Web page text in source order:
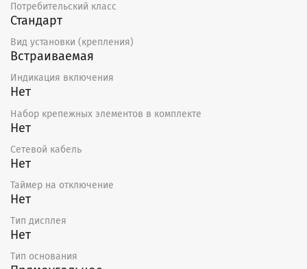
Потребительский класс
Стандарт
Вид установки (крепления)
Встраиваемая
Индикация включения
Нет
Набор крепежных элементов в комплекте
Нет
Сетевой кабель
Нет
Таймер на отключение
Нет
Тип дисплея
Нет
Тип основания